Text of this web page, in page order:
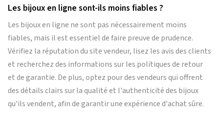
Les bijoux en ligne sont-ils moins fiables ?
Les bijoux en ligne ne sont pas nécessairement moins
fiables, mais il est essentiel de faire preuve de prudence.
Vérifiez la réputation du site vendeur, lisez les avis des clients
et recherchez des informations sur les politiques de retour
et de garantie. De plus, optez pour des vendeurs qui offrent
des détails clairs sur la qualité et l'authenticité des bijoux
qu'ils vendent, afin de garantir une expérience d'achat sûre.